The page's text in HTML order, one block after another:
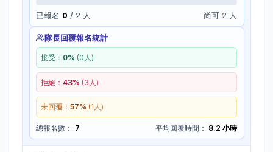
已報名 0 / 2 人 尚可 2 人
隊長回覆報名統計
接受： 0% (0 人)
拒絕： 43% (3 人)
未回覆： 57% (1 人)
總報名數： 7 平均回覆時間： 8.2 小時